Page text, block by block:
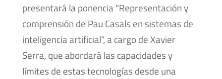
presentará la ponencia “Representación y
comprensión de Pau Casals en sistemas de
inteligencia artificial”, a cargo de Xavier
Serra, que abordará las capacidades y
límites de estas tecnologías desde una